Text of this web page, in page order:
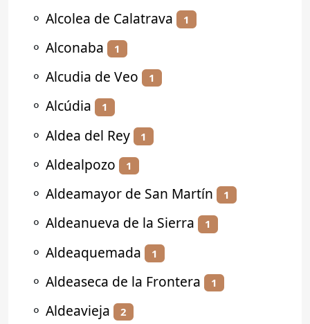
⚬ Alcolea de Calatrava 1
⚬ Alconaba 1
⚬ Alcudia de Veo 1
⚬ Alcúdia 1
⚬ Aldea del Rey 1
⚬ Aldealpozo 1
⚬ Aldeamayor de San Martín 1
⚬ Aldeanueva de la Sierra 1
⚬ Aldeaquemada 1
⚬ Aldeaseca de la Frontera 1
⚬ Aldeavieja 2